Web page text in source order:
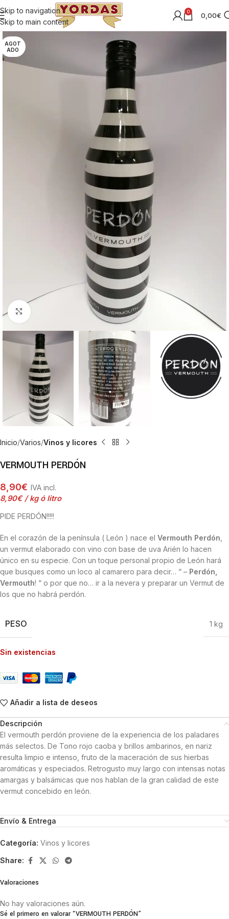
Skip to navigation
Skip to main content
0 0,00€
AGOT
ADO
Click to enlarge
Inicio Varios Vinos y licores
VERMOUTH PERDÓN
8,90€ IVA incl.
8,90€ / kg ó litro
PIDE PERDÓN!!!!!
En el corazón de la península ( León ) nace el Vermouth Perdón
un vermut elaborado con vino con base de uva Arién lo hacen
único en su especie. Con un toque personal propio de León hará
que busques como un loco al camarero para decir… “ – Perdón,
Vermouth! “ o por que no… ir a la nevera y preparar un Vermut de
los que no habrá perdón.
PESO 1 kg
Sin existencias
Añadir a lista de deseos
Descripción
El vermouth perdón proviene de la experiencia de los paladares
más selectos. De Tono rojo caoba y brillos ambarinos, en nariz
resulta limpio e intenso, fruto de la maceración de sus hierbas
aromáticas y especiados. Retrogusto muy largo con intensas notas
amargas y balsámicas que nos hablan de la gran calidad de este
vermut concebido en león.
Envío & Entrega
Categoría: Vinos y licores
Share:
Valoraciones
No hay valoraciones aún.
Sé el primero en valorar “VERMOUTH PERDÓN”